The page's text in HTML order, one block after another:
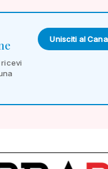
Unisciti al